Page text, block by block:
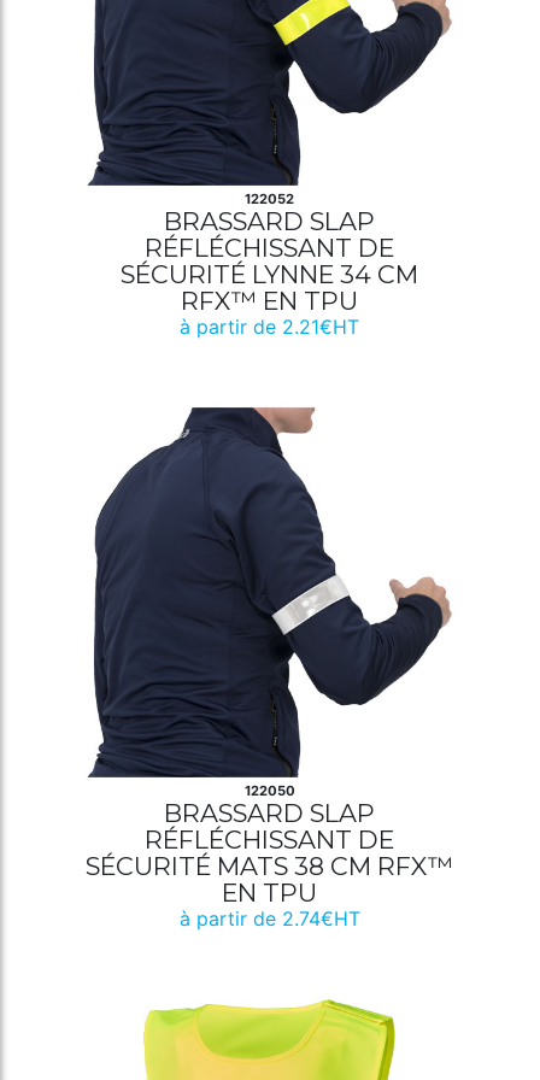
122052
BRASSARD SLAP
RÉFLÉCHISSANT DE
SÉCURITÉ LYNNE 34 CM
RFX™ EN TPU
à partir de 2.21€HT
122050
BRASSARD SLAP
RÉFLÉCHISSANT DE
SÉCURITÉ MATS 38 CM RFX™
EN TPU
à partir de 2.74€HT